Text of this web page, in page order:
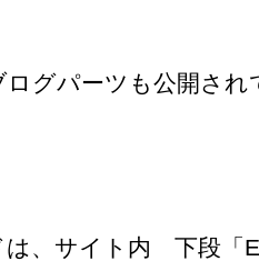
ログパーツも公開され
は、サイト内 下段「